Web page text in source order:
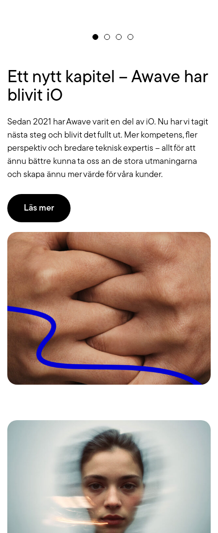
Ett nytt kapitel – Awave har
blivit iO
Sedan 2021 har Awave varit en del av iO. Nu har vi tagit
nästa steg och blivit det fullt ut. Mer kompetens, fler
perspektiv och bredare teknisk expertis – allt för att
ännu bättre kunna ta oss an de stora utmaningarna
och skapa ännu mer värde för våra kunder.
Läs mer